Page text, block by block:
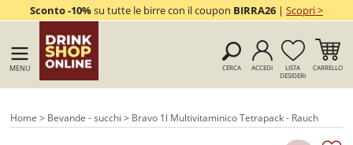
Sconto -10%su tutte le birre con il coupon BIRRA26| Scopri >
MENU CERCA ACCEDI
LISTA
DESIDERI
CARRELLO
Home > Bevande - succhi > Bravo 1l Multivitaminico Tetrapack - Rauch